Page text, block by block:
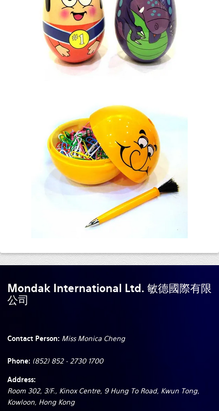
Mondak International Ltd. 敏德國際有限
公司
Contact Person: Miss Monica Cheng
Phone: (852) 852 - 2730 1700
Address:
Room 302, 3/F., Kinox Centre, 9 Hung To Road, Kwun Tong,
Kowloon, Hong Kong